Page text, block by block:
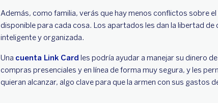
Además, como familia, verás que hay menos conflictos sobre
disponible para cada cosa. Los apartados les dan la libertad
inteligente y organizada.
Una cuenta Link Card les podría ayudar a manejar su dinero
compras presenciales y en línea de forma muy segura, y les
quieran alcanzar, algo clave para que la armen con sus gastos